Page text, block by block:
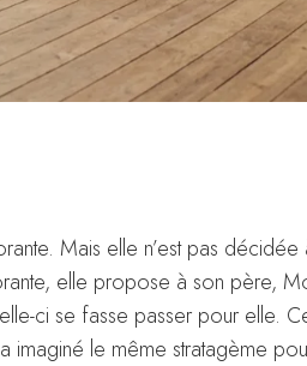
Mais elle n’est pas
elle propose à son père,
ci se fasse passer pour elle.
le même stratagème